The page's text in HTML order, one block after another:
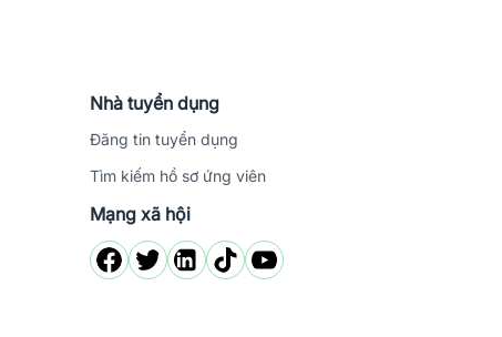
Nhà tuyển dụng
Đăng tin tuyển dụng
Tìm kiếm hồ sơ ứng viên
Mạng xã hội